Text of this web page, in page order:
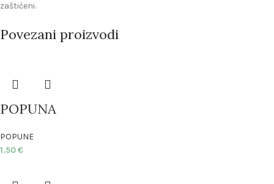
zaštićeni.
Povezani proizvodi
POPUNA
POPUNE
1.50€